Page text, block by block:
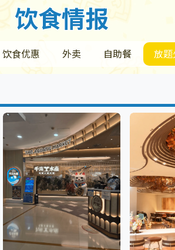
饮食情报
饮食情报
饮食优惠 外卖 自助餐 放